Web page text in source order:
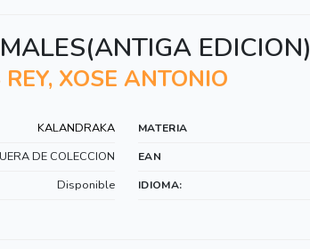
EDICION)
XOSE ANTONIO
KALANDRAKA MATERIA
DE COLECCION EAN
Disponible IDIOMA: